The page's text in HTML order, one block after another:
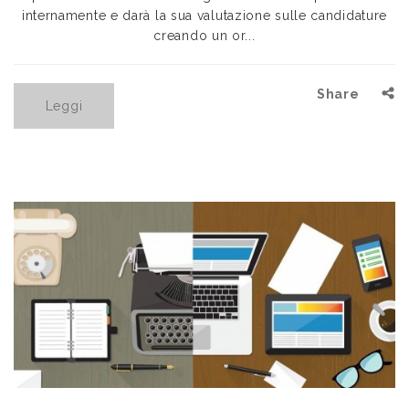
internamente e darà la sua valutazione sulle candidature
creando un or...
Leggi
Share